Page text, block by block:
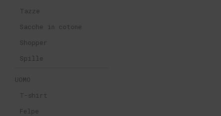
Tazze
Sacche in cotone
Shopper
Spille
UOMO
T-shirt
Felpe